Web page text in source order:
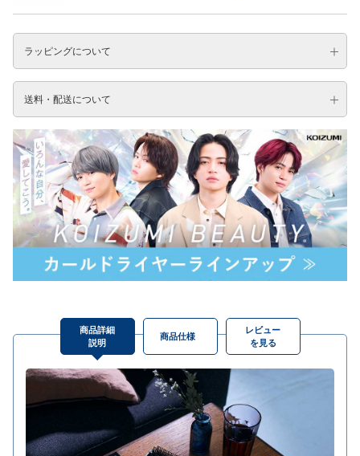
ラッピングについて
送料・配送について
商品詳細
説明
商品仕様
レビュー
を見る